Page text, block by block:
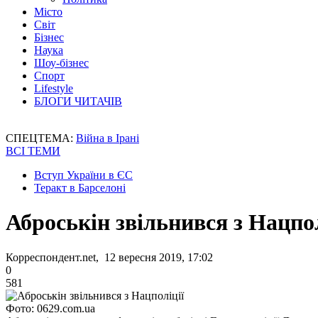
Місто
Світ
Бізнес
Наука
Шоу-бізнес
Спорт
Lifestyle
БЛОГИ ЧИТАЧІВ
СПЕЦТЕМА: Війна в Ірані
ВСІ ТЕМИ
Вступ України в ЄС
Теракт в Барселоні
Аброськін звільнився з
Корреспондент.net, 12 вересня 2019, 17:02
0
581
Фото: 0629.com.ua